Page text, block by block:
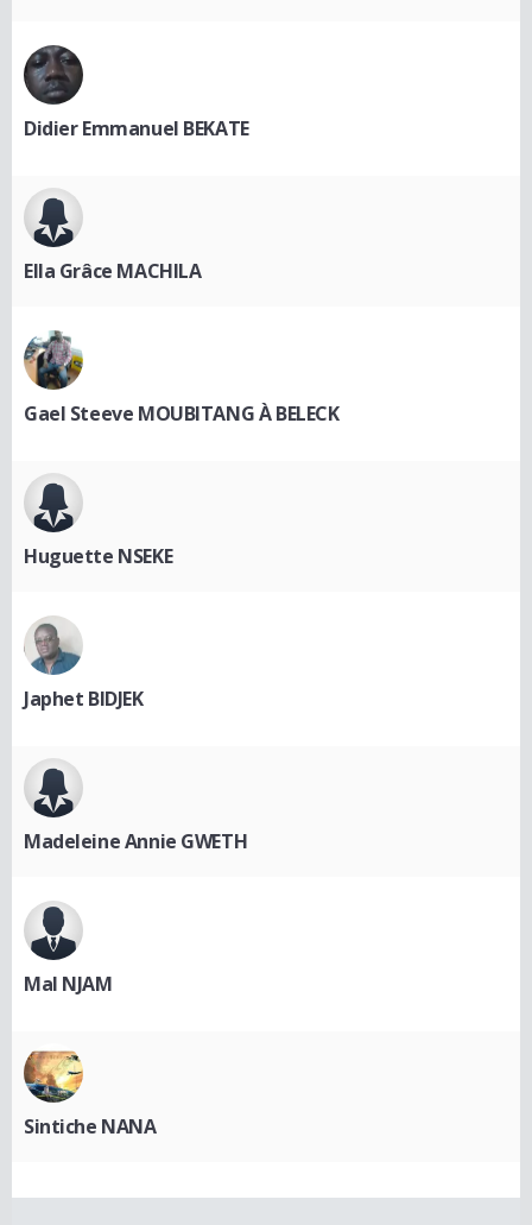
Didier Emmanuel BEKATE
Ella Grâce MACHILA
Gael Steeve MOUBITANG À BELECK
Huguette NSEKE
Japhet BIDJEK
Madeleine Annie GWETH
Mal NJAM
Sintiche NANA